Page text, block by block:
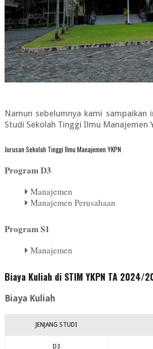
Namun sebelumnya kami sampaikan
Studi Sekolah Tinggi Ilmu Manajemen
Jurusan Sekolah Tinggi Ilmu Manajemen YKPN
Program D3
Manajemen
Manajemen Perusahaan
Program S1
Manajemen
Biaya Kuliah di STIM YKPN TA 2024/
Biaya Kuliah
JENJANG STUDI
D3